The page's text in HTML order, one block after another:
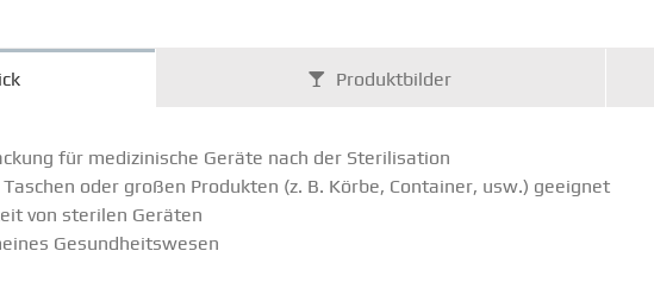
Produkt­bilder
für medizi­nische Geräte nach der Steri­li­sation
oder großen Produkten (z. B. Körbe, Container, usw.) geeignet
von sterilen Geräten
Gesund­heits­wesen